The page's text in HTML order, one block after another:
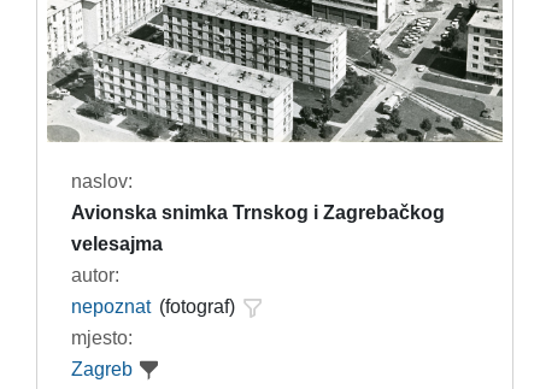
naslov:
Avionska snimka Trnskog i Zagrebačkog
velesajma
autor:
nepoznat (fotograf)
mjesto:
Zagreb